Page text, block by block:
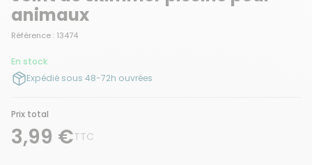
animaux
Référence : 13474
En stock
Expédié sous 48-72h ouvrées
Prix total
3,99 €TTC